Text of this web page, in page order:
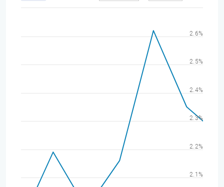
2.1%
2.2%
2.3%
2.4%
2.5%
2.6%